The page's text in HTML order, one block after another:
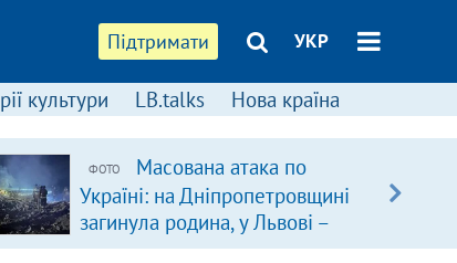
Підтримати УКР
культури LB.talks Нова країна
ФОТО
Масована атака по
Україні: на Дніпропетровщині
загинула родина, у Львові –
удар по багатоповерхівках